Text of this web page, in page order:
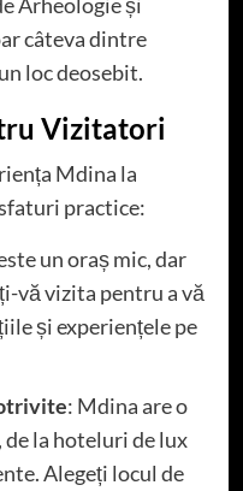
câteva dintre
loc deosebit.
Vizitatori
Mdina la
practice:
un oraș mic, dar
vă vizita pentru a vă
și experiențele pe
: Mdina are o
la hoteluri de lux
Alegeți locul de